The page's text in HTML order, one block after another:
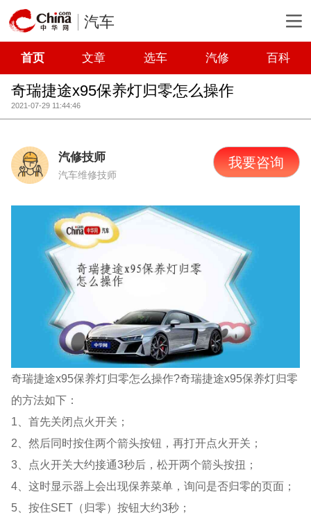
汽车
首页 文章 选车 汽修 百科
奇瑞捷途x95保养灯归零怎么操作
2021-07-29 11:44:46
汽修技师
汽车维修技师
我要咨询
奇瑞捷途x95保养灯归零怎么操作?奇瑞捷途x95保养灯归零
的方法如下：
1、首先关闭点火开关；
2、然后同时按住两个箭头按钮，再打开点火开关；
3、点火开关大约接通3秒后，松开两个箭头按扭；
4、这时显示器上会出现保养菜单，询问是否归零的页面；
5、按住SET（归零）按钮大约3秒；